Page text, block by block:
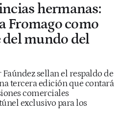
hermanas:
Fromago como
del mundo del
Faúndez sellan el respaldo de
tercera edición que contará
comerciales
exclusivo para los